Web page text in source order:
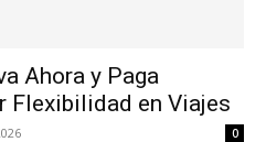
Ahora y Paga
Flexibilidad en Viajes
0